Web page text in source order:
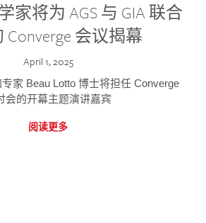
家将为 AGS 与 GIA 联合
Converge 会议揭幕
April 1, 2025
家 Beau Lotto 博士将担任 Converge
会的开幕主题演讲嘉宾
阅读更多